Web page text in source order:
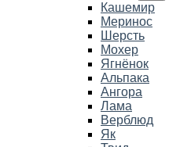
Кашемир
Меринос
Шерсть
Мохер
Ягнёнок
Альпака
Ангора
Лама
Верблюд
Як